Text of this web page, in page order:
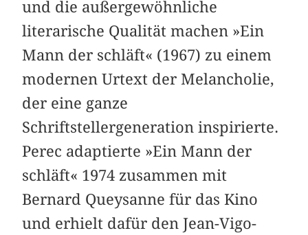
und die außergewöhnliche
literarische Qualität machen »Ein
Mann der schläft« (1967) zu einem
modernen Urtext der Melancholie,
der eine ganze
Schriftstellergeneration inspirierte.
Perec adaptierte »Ein Mann der
schläft« 1974 zusammen mit
Bernard Queysanne für das Kino
und erhielt dafür den ­Jean-Vigo-